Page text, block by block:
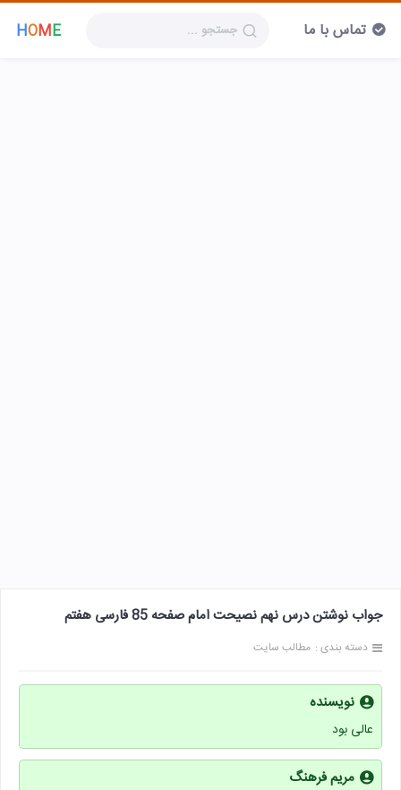
HOME تماس با ما
جواب نوشتن درس نهم نصیحت امام صفحه 85 فارسی هفتم
دسته بندی : مطالب سایت
نویسنده
عالی بود
مریم فرهنگ